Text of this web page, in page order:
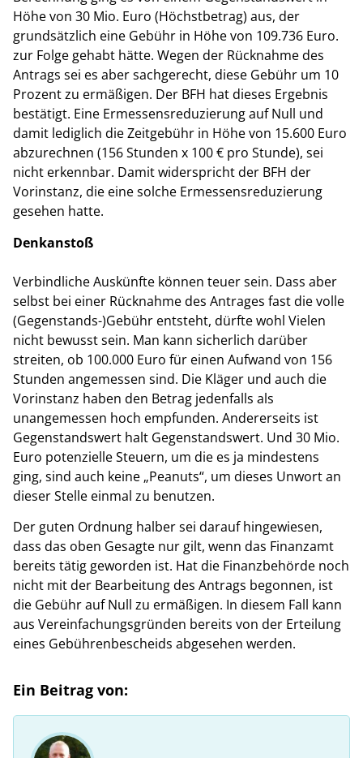
Höhe von 30 Mio. Euro (Höchstbetrag) aus, der
grundsätzlich eine Gebühr in Höhe von 109.736 Euro.
zur Folge gehabt hätte. Wegen der Rücknahme des
Antrags sei es aber sachgerecht, diese Gebühr um 10
Prozent zu ermäßigen. Der BFH hat dieses Ergebnis
bestätigt. Eine Ermessensreduzierung auf Null und
damit lediglich die Zeitgebühr in Höhe von 15.600 Euro
abzurechnen (156 Stunden x 100 € pro Stunde), sei
nicht erkennbar. Damit widerspricht der BFH der
Vorinstanz, die eine solche Ermessensreduzierung
gesehen hatte.
Denkanstoß
Verbindliche Auskünfte können teuer sein. Dass aber
selbst bei einer Rücknahme des Antrages fast die volle
(Gegenstands-)Gebühr entsteht, dürfte wohl Vielen
nicht bewusst sein. Man kann sicherlich darüber
streiten, ob 100.000 Euro für einen Aufwand von 156
Stunden angemessen sind. Die Kläger und auch die
Vorinstanz haben den Betrag jedenfalls als
unangemessen hoch empfunden. Andererseits ist
Gegenstandswert halt Gegenstandswert. Und 30 Mio.
Euro potenzielle Steuern, um die es ja mindestens
ging, sind auch keine „Peanuts“, um dieses Unwort an
dieser Stelle einmal zu benutzen.
Der guten Ordnung halber sei darauf hingewiesen,
dass das oben Gesagte nur gilt, wenn das Finanzamt
bereits tätig geworden ist. Hat die Finanzbehörde noch
nicht mit der Bearbeitung des Antrags begonnen, ist
die Gebühr auf Null zu ermäßigen. In diesem Fall kann
aus Vereinfachungsgründen bereits von der Erteilung
eines Gebührenbescheids abgesehen werden.
Ein Beitrag von: